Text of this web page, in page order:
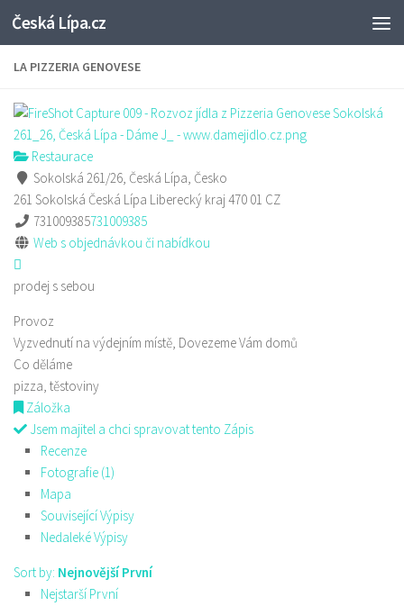
Skip to content
Česká Lípa.cz
LA PIZZERIA GENOVESE
Restaurace
Sokolská 261/26, Česká Lípa, Česko
261 Sokolská Česká Lípa Liberecký kraj470 01 CZ
731009385731009385
Web s objednávkou či nabídkou
prodej s sebou
Provoz
Vyzvednutí na výdejním místě, Dovezeme Vám domů
Co děláme
pizza, těstoviny
Záložka
Jsem majitel a chci spravovat tento Zápis
Recenze
Fotografie (1)
Mapa
Související Výpisy
Nedaleké Výpisy
Sort by: Nejnovější První
Nejstarší První